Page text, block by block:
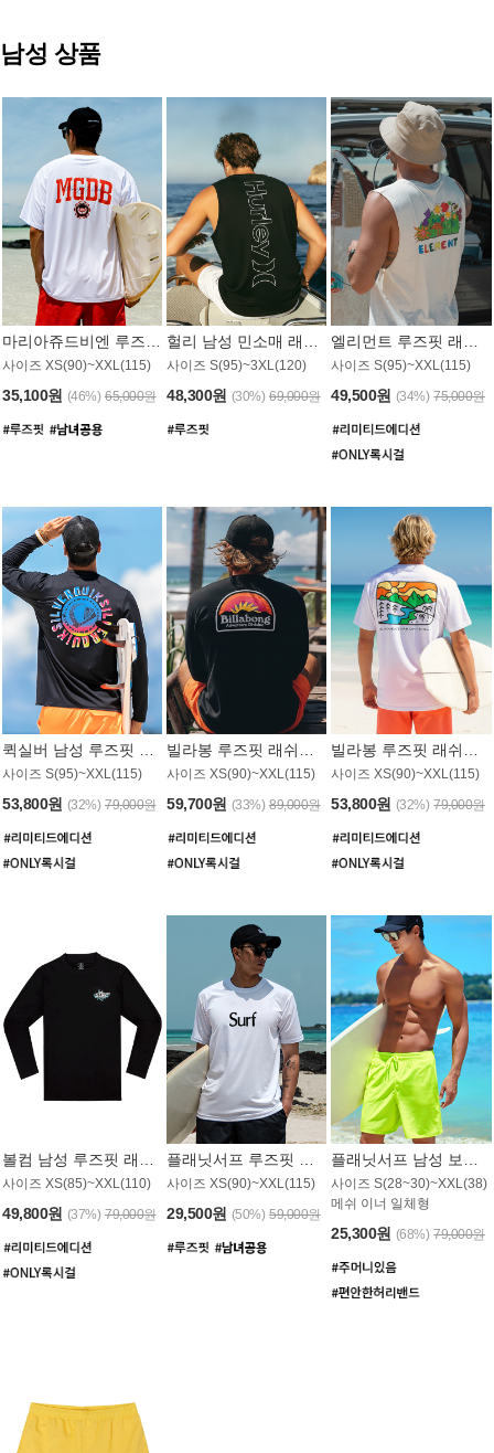
남성 상품
사이즈 XS(90)~XXL(115)
35,100원 (46%) 65,000원
사이즈 S(95)~3XL(120)
48,300원 (30%) 69,000원
사이즈 S(95)~XXL(115)
49,500원 (34%) 75,000원
사이즈 S(95)~XXL(115)
53,800원 (32%) 79,000원
사이즈 XS(90)~XXL(115)
59,700원 (33%) 89,000원
사이즈 XS(90)~XXL(115)
53,800원 (32%) 79,000원
사이즈 XS(85)~XXL(110)
49,800원 (37%) 79,000원
사이즈 XS(90)~XXL(115)
29,500원 (50%) 59,000원
사이즈 S(28~30)~XXL(38)
메쉬 이너 일체형
25,300원 (68%) 79,000원